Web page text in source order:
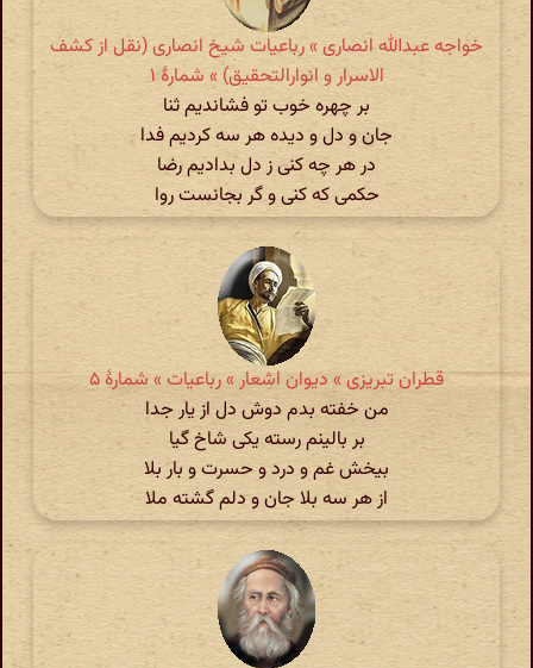
خواجه عبدالله انصاری » رباعیات شیخ انصاری (نقل از کشف
الاسرار و انوارالتحقیق) » شمارهٔ ۱
بر چهره خوب تو فشاندیم ثنا
جان و دل و دیده هر سه کردیم فدا
در هر چه کنی ز دل بدادیم رضا
حکمی که کنی و گر بجانست روا
قطران تبریزی » دیوان اشعار » رباعیات » شمارهٔ ۵
من خفته بدم دوش دل از یار جدا
بر بالینم رسته یکی شاخ گیا
بیخش غم و درد و حسرت و بار بلا
از هر سه بلا جان و دلم گشته ملا